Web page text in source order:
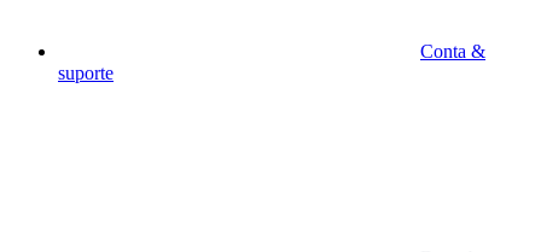
Conta &
suporte